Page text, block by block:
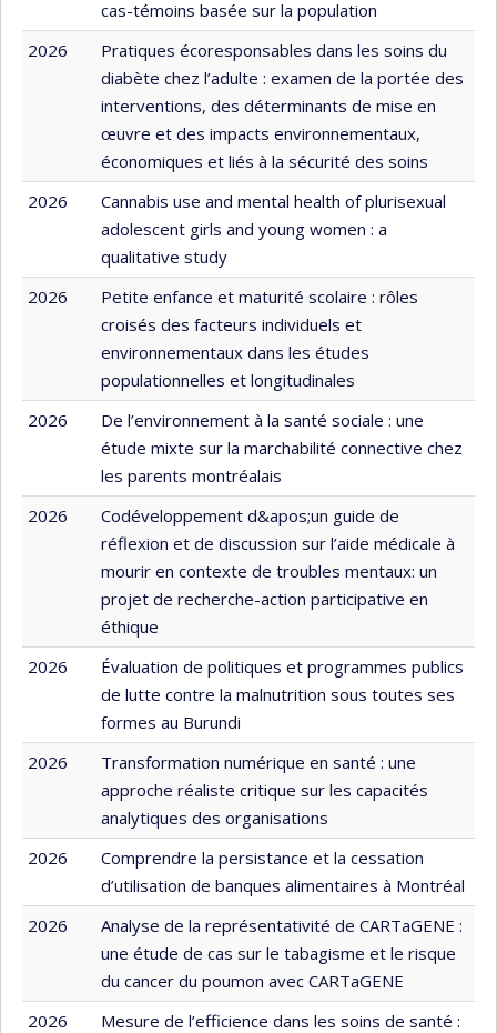
cas-témoins basée sur la population
2026
Pratiques écoresponsables dans les soins du
diabète chez l’adulte : examen de la portée des
interventions, des déterminants de mise en
œuvre et des impacts environnementaux,
économiques et liés à la sécurité des soins
2026
Cannabis use and mental health of plurisexual
adolescent girls and young women : a
qualitative study
2026
Petite enfance et maturité scolaire : rôles
croisés des facteurs individuels et
environnementaux dans les études
populationnelles et longitudinales
2026
De l’environnement à la santé sociale : une
étude mixte sur la marchabilité connective chez
les parents montréalais
2026
Codéveloppement d&apos;un guide de
réflexion et de discussion sur l’aide médicale à
mourir en contexte de troubles mentaux: un
projet de recherche-action participative en
éthique
2026
Évaluation de politiques et programmes publics
de lutte contre la malnutrition sous toutes ses
formes au Burundi
2026
Transformation numérique en santé : une
approche réaliste critique sur les capacités
analytiques des organisations
2026
Comprendre la persistance et la cessation
d’utilisation de banques alimentaires à Montréal
2026
Analyse de la représentativité de CARTaGENE :
une étude de cas sur le tabagisme et le risque
du cancer du poumon avec CARTaGENE
2026
Mesure de l’efficience dans les soins de santé :